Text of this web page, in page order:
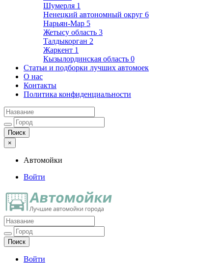
Шумерля 1
Ненецкий автономный округ 6
Нарьян-Мар 5
Жетысу область 3
Талдыкорган 2
Жаркент 1
Кызылординская область 0
Статьи и подборки лучших автомоек
О нас
Контакты
Политика конфиденциальности
×
Автомойки
Войти
Автомойки
Ещё один сайт на WordPress
Войти